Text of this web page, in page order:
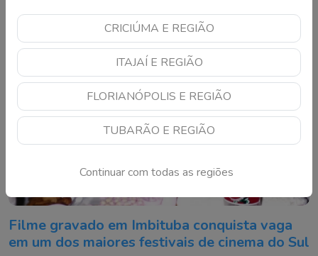
CRICIÚMA E REGIÃO
ITAJAÍ E REGIÃO
FLORIANÓPOLIS E REGIÃO
TUBARÃO E REGIÃO
Continuar com todas as regiões
Filme gravado em Imbituba conquista vaga
em um dos maiores festivais de cinema do Sul